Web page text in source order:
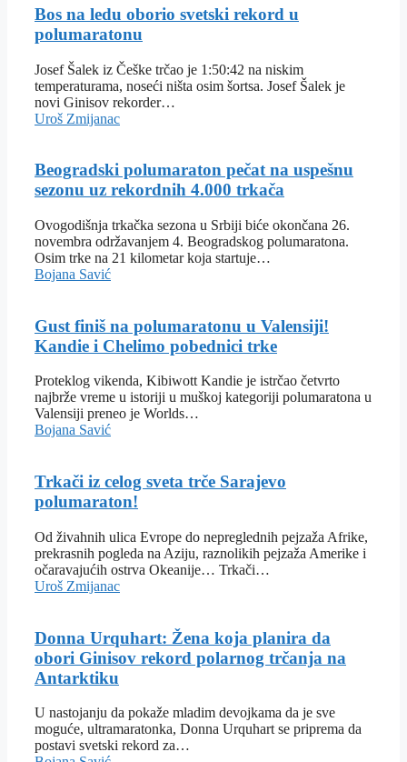
Bos na ledu oborio svetski rekord u
polumaratonu
Josef Šalek iz Češke trčao je 1:50:42 na niskim
temperaturama, noseći ništa osim šortsa. Josef Šalek je
novi Ginisov rekorder…
Uroš Zmijanac
Beogradski polumaraton pečat na uspešnu
sezonu uz rekordnih 4.000 trkača
Ovogodišnja trkačka sezona u Srbiji biće okončana 26.
novembra održavanjem 4. Beogradskog polumaratona.
Osim trke na 21 kilometar koja startuje…
Bojana Savić
Gust finiš na polumaratonu u Valensiji!
Kandie i Chelimo pobednici trke
Proteklog vikenda, Kibiwott Kandie je istrčao četvrto
najbrže vreme u istoriji u muškoj kategoriji polumaratona u
Valensiji preneo je Worlds…
Bojana Savić
Trkači iz celog sveta trče Sarajevo
polumaraton!
Od živahnih ulica Evrope do nepreglednih pejzaža Afrike,
prekrasnih pogleda na Aziju, raznolikih pejzaža Amerike i
očaravajućih ostrva Okeanije… Trkači…
Uroš Zmijanac
Donna Urquhart: Žena koja planira da
obori Ginisov rekord polarnog trčanja na
Antarktiku
U nastojanju da pokaže mladim devojkama da je sve
moguće, ultramaratonka, Donna Urquhart se priprema da
postavi svetski rekord za…